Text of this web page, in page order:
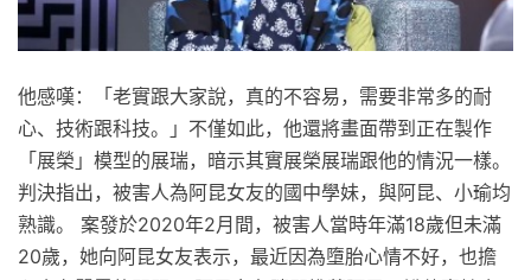
他感嘆：「老實跟大家說，真的不容易，需要非常多的耐
心、技術跟科技。」不僅如此，他還將畫面帶到正在製作
「展榮」模型的展瑞，暗示其實展榮展瑞跟他的情況一樣。
判決指出，被害人為阿昆女友的國中學妹，與阿昆、小瑜均
熟識。 案發於2020年2月間，被害人當時年滿18歲但未滿
20歲，她向阿昆女友表示，最近因為墮胎心情不好，也擔